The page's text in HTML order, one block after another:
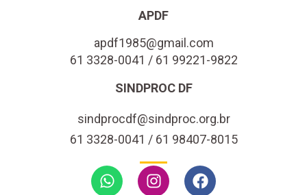
APDF
apdf1985@gmail.com
61 3328-0041 / 61 99221-9822
SINDPROC DF
sindprocdf@sindproc.org.br
61 3328-0041 / 61 98407-8015